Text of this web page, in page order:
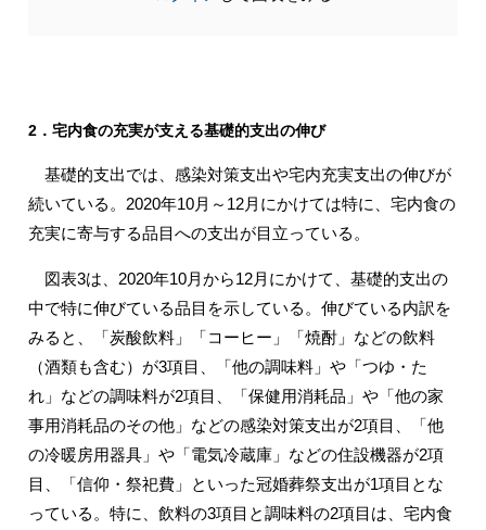
2．宅内食の充実が支える基礎的支出の伸び
基礎的支出では、感染対策支出や宅内充実支出の伸びが
続いている。2020年10月～12月にかけては特に、宅内食の
充実に寄与する品目への支出が目立っている。
図表3は、2020年10月から12月にかけて、基礎的支出の
中で特に伸びている品目を示している。伸びている内訳を
みると、「炭酸飲料」「コーヒー」「焼酎」などの飲料
（酒類も含む）が3項目、「他の調味料」や「つゆ・た
れ」などの調味料が2項目、「保健用消耗品」や「他の家
事用消耗品のその他」などの感染対策支出が2項目、「他
の冷暖房用器具」や「電気冷蔵庫」などの住設機器が2項
目、「信仰・祭祀費」といった冠婚葬祭支出が1項目とな
っている。特に、飲料の3項目と調味料の2項目は、宅内食